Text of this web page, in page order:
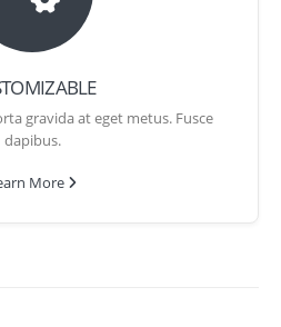
gravida at eget metus. Fusce
dapibus.
More